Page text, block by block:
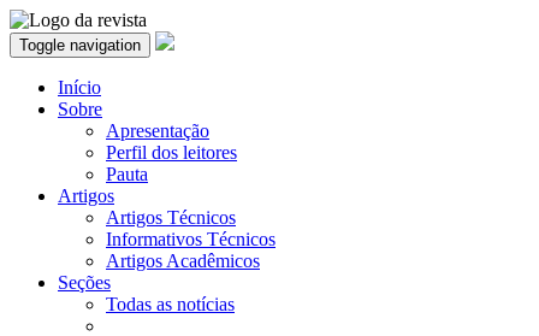
Toggle navigation
Início
Sobre
Apresentação
Perfil dos leitores
Pauta
Artigos
Artigos Técnicos
Informativos Técnicos
Artigos Acadêmicos
Seções
Todas as notícias